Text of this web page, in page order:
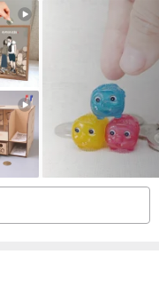
下訂。
保護商品，以確保品質上
不同 可接受者才下訂